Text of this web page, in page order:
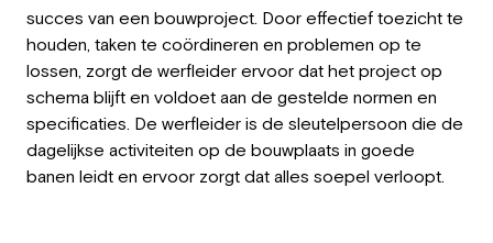
succes van een bouwproject. Door effectief toezicht te
houden, taken te coördineren en problemen op te
lossen, zorgt de werfleider ervoor dat het project op
schema blijft en voldoet aan de gestelde normen en
specificaties. De werfleider is de sleutelpersoon die de
dagelijkse activiteiten op de bouwplaats in goede
banen leidt en ervoor zorgt dat alles soepel verloopt.